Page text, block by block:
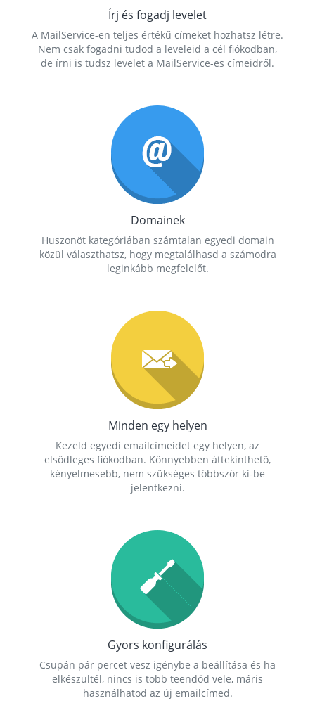
Írj és fogadj levelet
A MailService-en teljes értékű címeket hozhatsz létre.
Nem csak fogadni tudod a leveleid a cél fiókodban,
de írni is tudsz levelet a MailService-es címeidről.
Domainek
Huszonöt kategóriában számtalan egyedi domain
közül választhatsz, hogy megtalálhasd a számodra
leginkább megfelelőt.
Minden egy helyen
Kezeld egyedi emailcímeidet egy helyen, az
elsődleges fiókodban. Könnyebben áttekinthető,
kényelmesebb, nem szükséges többször ki-be
jelentkezni.
Gyors konfigurálás
Csupán pár percet vesz igénybe a beállítása és ha
elkészültél, nincs is több teendőd vele, máris
használhatod az új emailcímed.